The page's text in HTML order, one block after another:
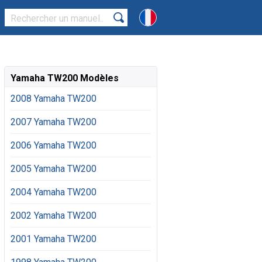
Yamaha TW200 Modèles
2008 Yamaha TW200
2007 Yamaha TW200
2006 Yamaha TW200
2005 Yamaha TW200
2004 Yamaha TW200
2002 Yamaha TW200
2001 Yamaha TW200